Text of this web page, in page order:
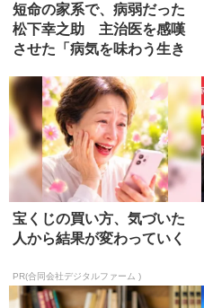
短命の家系で、病弱だった
松下幸之助 主治医を感嘆
させた「病気を味わう生き
宝くじの買い方、気づいた
人から結果が変わっていく
PR(合同会社デジタルファーム )